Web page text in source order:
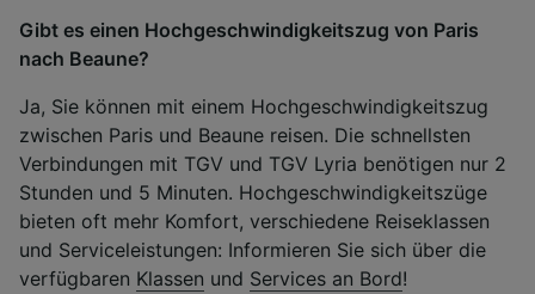
Gibt es einen Hochgeschwindigkeitszug von Paris
nach Beaune?
Ja, Sie können mit einem Hochgeschwindigkeitszug
zwischen Paris und Beaune reisen. Die schnellsten
Verbindungen mit TGV und TGV Lyria benötigen nur 2
Stunden und 5 Minuten. Hochgeschwindigkeitszüge
bieten oft mehr Komfort, verschiedene Reiseklassen
und Serviceleistungen: Informieren Sie sich über die
verfügbaren Klassen und Services an Bord!